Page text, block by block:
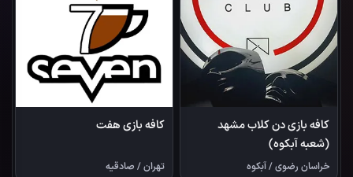
کافه بازی دن کلاب مشهد
(شعبه آبکوه)
خراسان رضوی/آبکوه
کافه بازی هفت
تهران/ صادقیه